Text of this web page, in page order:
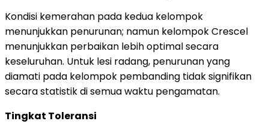
Kondisi kemerahan pada kedua kelompok
menunjukkan penurunan; namun kelompok Crescel
menunjukkan perbaikan lebih optimal secara
keseluruhan. Untuk lesi radang, penurunan yang
diamati pada kelompok pembanding tidak signifikan
secara statistik di semua waktu pengamatan.
Tingkat Toleransi